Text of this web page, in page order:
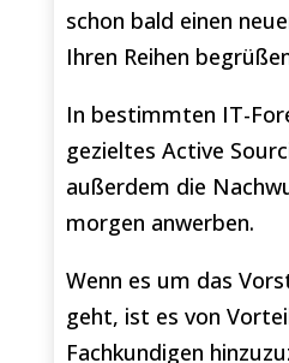
schon bald einen
Ihren Reihen
In bestimmten IT-
gezieltes Active
außerdem die
morgen anwerben.
Wenn es um das
geht, ist es von
Fachkundigen